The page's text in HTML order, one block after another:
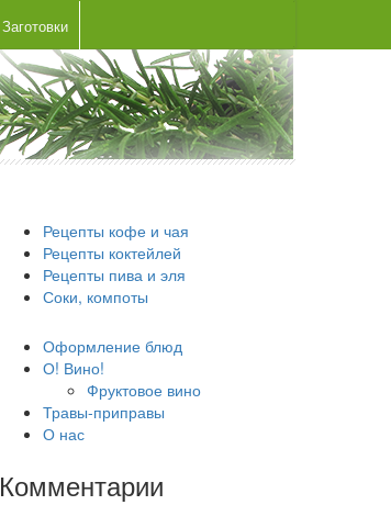
Заготовки
Рецепты кофе и чая
Рецепты коктейлей
Рецепты пива и эля
Соки, компоты
Оформление блюд
О! Вино!
Фруктовое вино
Травы-приправы
О нас
Комментарии